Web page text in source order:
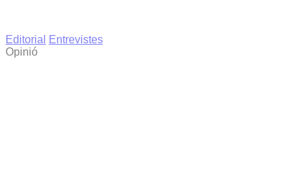
Editorial
Entrevistes
Opinió